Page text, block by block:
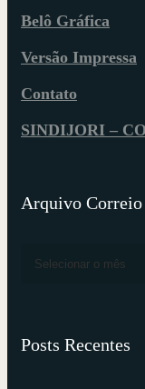
Belô Gráfica
Versão Impressa
Contato
SINDIJORI –
Arquivo Correio
Selecionar o mês
Posts Recentes